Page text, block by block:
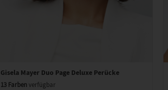
Gisela Mayer Duo Page Deluxe Perücke
13 Farbenverfügbar